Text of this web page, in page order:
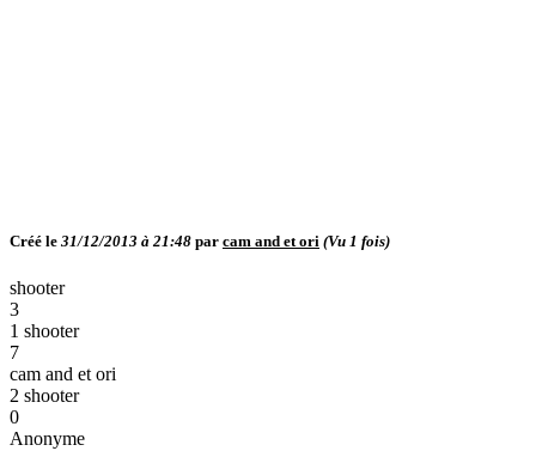
Créé le 31/12/2013 à 21:48 par cam and et ori (Vu 1 fois)
shooter
3
1 shooter
7
cam and et ori
2 shooter
0
Anonyme